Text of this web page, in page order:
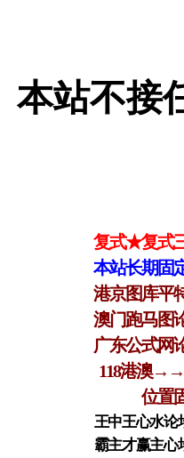
本站不接
复式★复式
本站长期固
港京图库平
澳门跑马图
广东公式网
118港澳
位置
王中王心水论
霸主才赢主心